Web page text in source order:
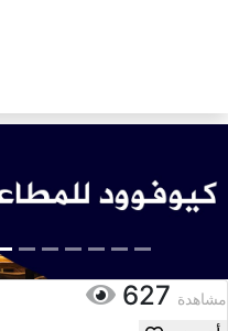
627 مشاهدة